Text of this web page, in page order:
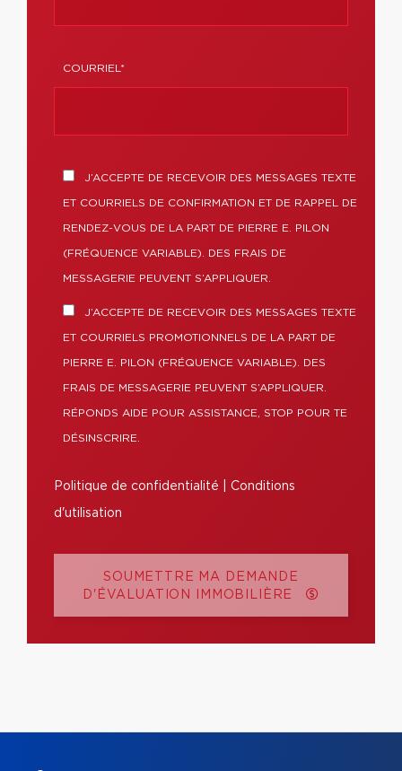
COURRIEL*
J’ACCEPTE DE RECEVOIR DES MESSAGES TEXTE
ET COURRIELS DE CONFIRMATION ET DE RAPPEL DE
RENDEZ-VOUS DE LA PART DE PIERRE E. PILON
(FRÉQUENCE VARIABLE). DES FRAIS DE
MESSAGERIE PEUVENT S’APPLIQUER.
J’ACCEPTE DE RECEVOIR DES MESSAGES TEXTE
ET COURRIELS PROMOTIONNELS DE LA PART DE
PIERRE E. PILON (FRÉQUENCE VARIABLE). DES
FRAIS DE MESSAGERIE PEUVENT S’APPLIQUER.
RÉPONDS AIDE POUR ASSISTANCE, STOP POUR TE
DÉSINSCRIRE.
Politique de confidentialité Conditions
d'utilisation
SOUMETTRE MA DEMANDE
D'ÉVALUATION IMMOBILIÈRE